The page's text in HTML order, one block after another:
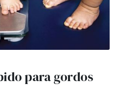
para gordos